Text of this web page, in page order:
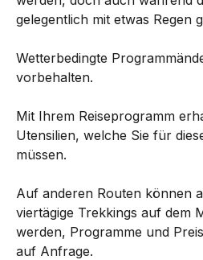
gelegentlich mit etwas Regen
Wetter­bedingte
vorbehalten.
Mit Ihrem Reiseprogramm
Utensilien, welche Sie für
müssen.
Auf anderen Routen können
viertägige Trekkings auf dem
werden, Programme und
auf Anfrage.